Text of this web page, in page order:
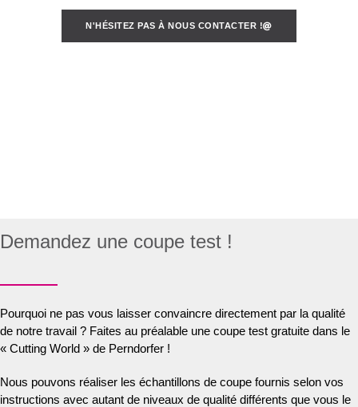
N'HÉSITEZ PAS À NOUS CONTACTER !
Demandez une coupe test !
Pourquoi ne pas vous laisser convaincre directement par la qualité
de notre travail ? Faites au préalable une coupe test gratuite dans le
« Cutting World » de Perndorfer !
Nous pouvons réaliser les échantillons de coupe fournis selon vos
instructions avec autant de niveaux de qualité différents que vous le